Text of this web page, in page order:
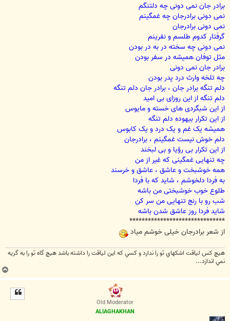
برادر جان نمی دونی چه دلتنگم
نمی دونی برادرجان چه غمگینم
نمی دونی برادرجان
گرفتار کدوم طلسم و نفرینم
نمی دونی چه سخته در به در بودن
مثل توفان همیشه در سفر بودن
برادر جان نمی دونی
چه تلخه وارث درد پدر بودن
دلم تنگه برادر جان ، برادر جان دلم تنگه
دلم تنگه از این روزای بی امید
از این شبگردی های خسته و مایوس
از این تکرار بیهوده دلم تنگه
همیشه یک غم و یک درد و یک کابوس
دلم خوش نیست غمگینم ، برادرجان
از این تکرار بی رؤیا و بی لبخند
چه تنهایی غمگینی که غیر از من
همه خوشبخت و عاشق ، عاشق و خرسند
به فردا دلخوشم ، شاید که با فردا
طلوع خوب خوشبختی من باشه
شب رو با رنج تنهایی من سر کن
شاید فردا روز عاشق شدن باشه
*******************************
از شعر برادرجان خیلی خوشم میاد
هيچ كس لياقت اشكهاي تو را ندارد و كسي كه اين لياقت را داشته باشد هيچ گاه تو را به گريه
نمي اندازد...
ب
ا
Old Moderator
ALIAGHAKHAN